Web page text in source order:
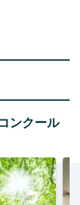
ンクール